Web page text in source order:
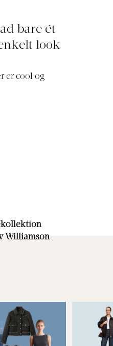
bare ét
look
er cool og
Williamson